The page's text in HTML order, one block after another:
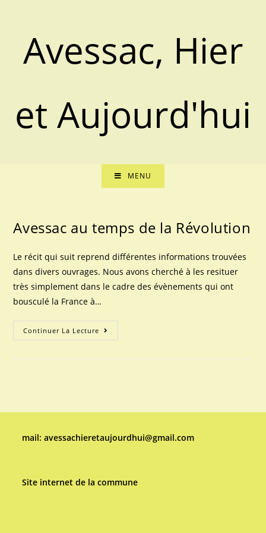
Avessac, Hier
et Aujourd'hui
MENU
Avessac au temps de la Révolution
Le récit qui suit reprend différentes informations trouvées
dans divers ouvrages. Nous avons cherché à les resituer
très simplement dans le cadre des évènements qui ont
bousculé la France à…
Continuer La Lecture Avessac
Au
De
mail: avessachieretaujourdhui@gmail.com
Site internet de la commune